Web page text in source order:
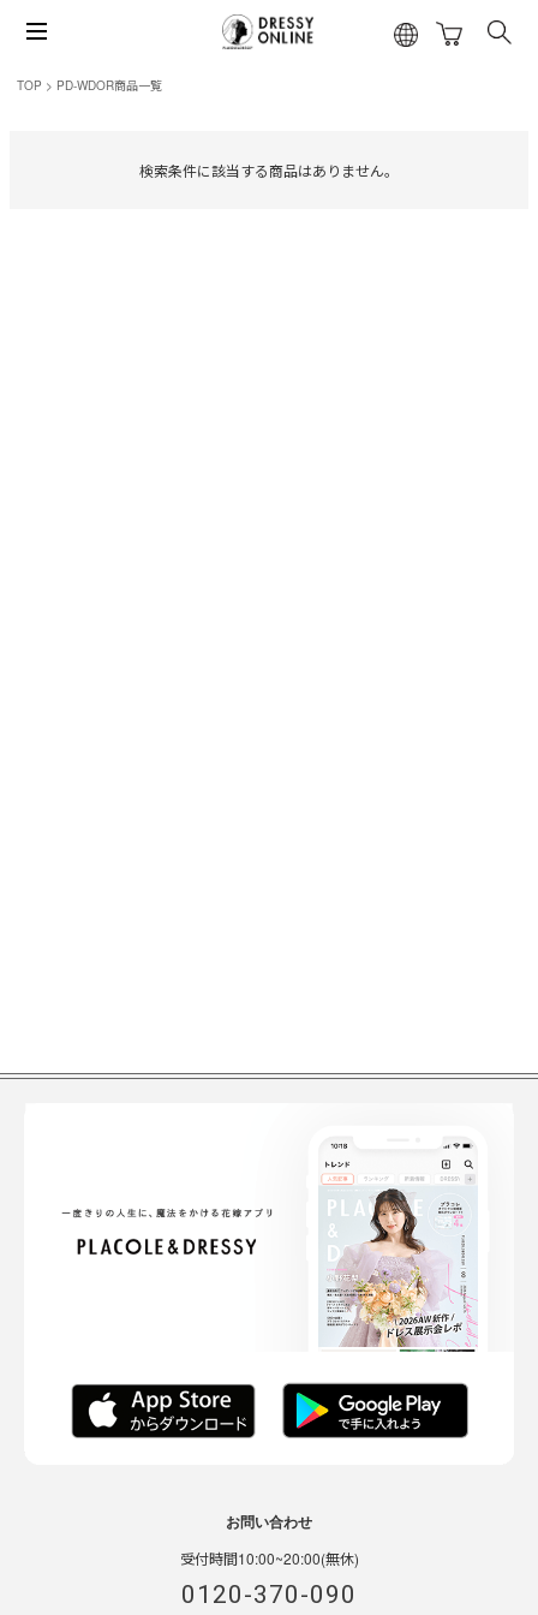
TOP PD-WDOR商品一覧
検索条件に該当する商品はありません。
お問い合わせ
受付時間10:00~20:00(無休)
0120-370-090